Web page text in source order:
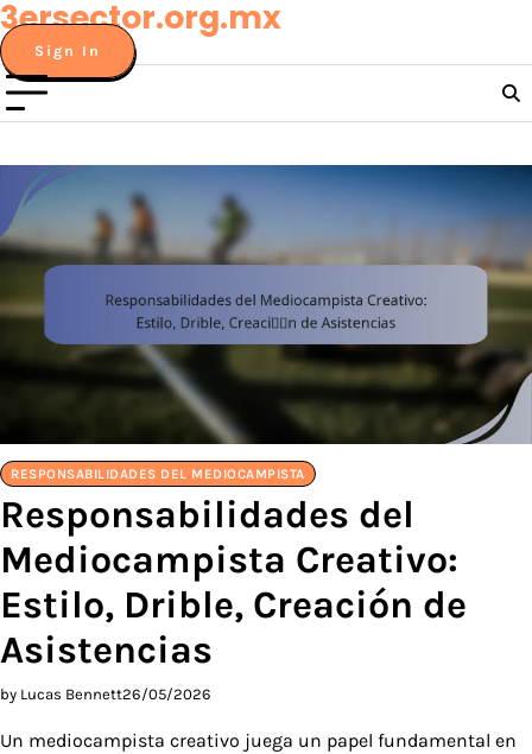
Skip
to
content
3ersector.org.mx
Sign In
RESPONSABILIDADES DEL MEDIOCAMPISTA
Responsabilidades del
Mediocampista Creativo:
Estilo, Drible, Creación de
Asistencias
by Lucas Bennett26/05/2026
Un mediocampista creativo juega un papel fundamental en